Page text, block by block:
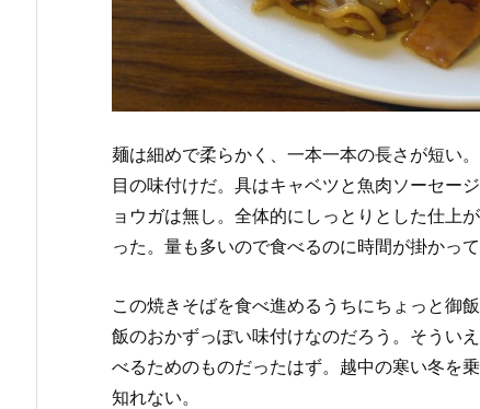
麺は細めで柔らかく、一本一本の長さが短い
目の味付けだ。具はキャベツと魚肉ソーセー
ョウガは無し。全体的にしっとりとした仕上
った。量も多いので食べるのに時間が掛かって
この焼きそばを食べ進めるうちにちょっと御
飯のおかずっぽい味付けなのだろう。そうい
べるためのものだったはず。越中の寒い冬を
知れない。